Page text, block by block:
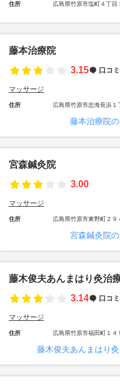
住所 広島県竹原市塩町４丁目
藤本治療院
3.15
口コミ
マッサージ
住所 広島県竹原市忠海長浜１
藤本治療院
宮森鍼灸院
3.00
マッサージ
住所 広島県竹原市東野町２９
宮森鍼灸院
藤木俊夫あんまはり灸治
3.14
口コミ
マッサージ
住所 広島県竹原市福田町１４
藤木俊夫あんまはり